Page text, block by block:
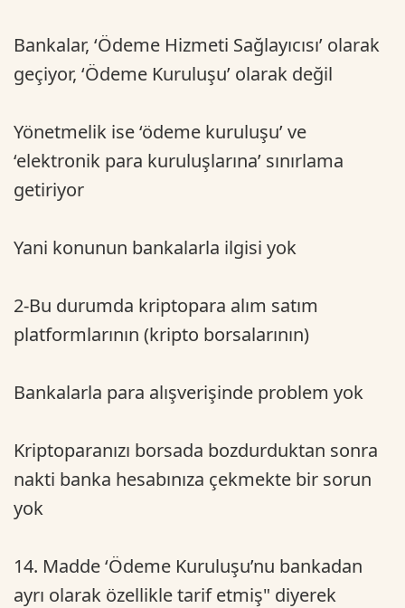
Bankalar, ‘Ödeme Hizmeti Sağlayıcısı’ olarak
geçiyor, ‘Ödeme Kuruluşu’ olarak değil
Yönetmelik ise ‘ödeme kuruluşu’ ve
‘elektronik para kuruluşlarına’ sınırlama
getiriyor
Yani konunun bankalarla ilgisi yok
2-Bu durumda kriptopara alım satım
platformlarının (kripto borsalarının)
Bankalarla para alışverişinde problem yok
Kriptoparanızı borsada bozdurduktan sonra
nakti banka hesabınıza çekmekte bir sorun
yok
14. Madde ‘Ödeme Kuruluşu’nu bankadan
ayrı olarak özellikle tarif etmiş" diyerek